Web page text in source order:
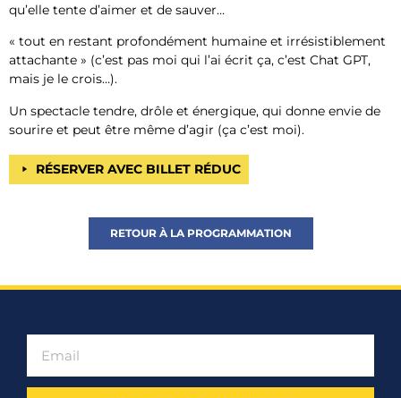
qu’elle tente d’aimer et de sauver…
« tout en restant profondément humaine et irrésistiblement
attachante » (c’est pas moi qui l’ai écrit ça, c’est Chat GPT,
mais je le crois…).
Un spectacle tendre, drôle et énergique, qui donne envie de
sourire et peut être même d’agir (ça c’est moi).
RÉSERVER AVEC BILLET RÉDUC
RETOUR À LA PROGRAMMATION